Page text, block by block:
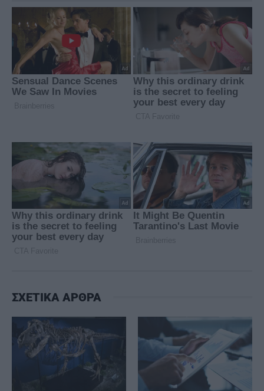
ΣΧΕΤΙΚΑ ΑΡΘΡΑ